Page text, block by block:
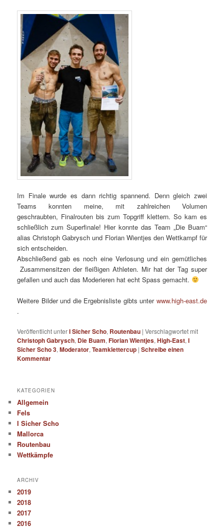
Im Finale wurde es dann richtig spannend. Denn gleich zwei
Teams konnten meine, mit zahlreichen Volumen
geschraubten, Finalrouten bis zum Topgriff klettern. So kam es
schließlich zum Superfinale! Hier konnte das Team „Die Buam“
alias Christoph Gabrysch und Florian Wientjes den Wettkampf für
sich entscheiden.
Abschließend gab es noch eine Verlosung und ein gemütliches
Zusammensitzen der fleißigen Athleten. Mir hat der Tag super
gefallen und auch das Moderieren hat echt Spass gemacht.
Weitere Bilder und die Ergebnisliste gibts unter www.high-east.de
.
Veröffentlicht unterI Sicher Scho, Routenbau |Verschlagwortet mit
Christoph Gabrysch, Die Buam,Florian Wientjes,High-East,I
Sicher Scho 3,Moderator,Teamklettercup |Schreibe einen
Kommentar
KATEGORIEN
Allgemein
Fels
I Sicher Scho
Mallorca
Routenbau
Wettkämpfe
ARCHIV
2019
2018
2017
2016